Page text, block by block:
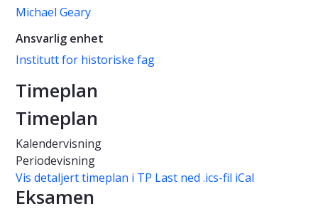
Michael Geary
Ansvarlig enhet
Institutt for historiske fag
Timeplan
Timeplan
Kalendervisning
Periodevisning
Vis detaljert timeplan i TP Last ned .ics-fil iCal
Eksamen